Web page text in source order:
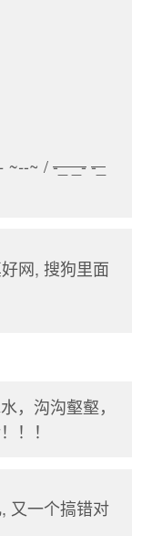
~--~ /-_ _--_
网, 搜狗里面
，沟沟壑壑，
！！
又一个搞错对